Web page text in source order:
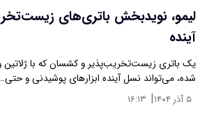
لیمو، نویدبخش باتری‌های
آینده
یک باتری زیست‌تخریب‌پذیر و کشسان که با
شده، می‌تواند نسل آینده ابزارهای پوشیدنی و حتی…
۵ آذر ۱۴۰۴ | ۱۶:۱۳